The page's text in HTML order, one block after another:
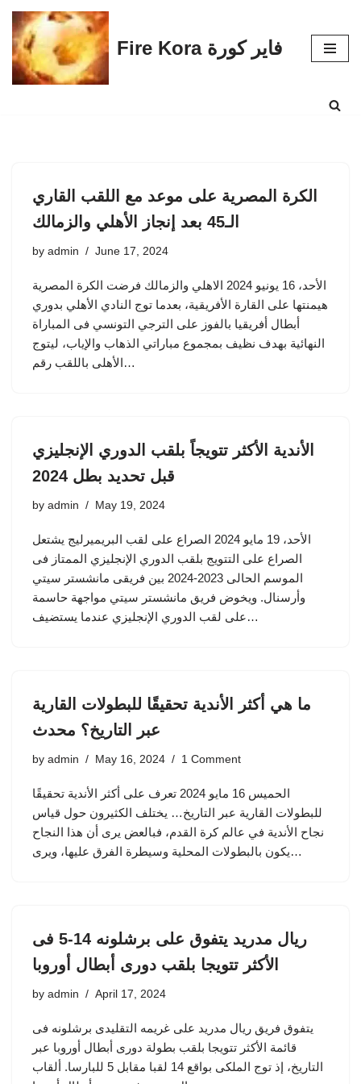
Skip
to
content
Fire Kora فاير كورة
الكرة المصرية على موعد مع اللقب القاري
الـ45 بعد إنجاز الأهلي والزمالك
by admin June 17, 2024
الأحد، 16 يونيو 2024 الاهلي والزمالك فرضت الكرة المصرية
هيمنتها على القارة الأفريقية، بعدما توج النادي الأهلي بدوري
أبطال أفريقيا بالفوز على الترجي التونسي فى المباراة
النهائية بهدف نظيف بمجموع مباراتي الذهاب والإياب، ليتوج
الأهلى باللقب رقم…
الأندية الأكثر تتويجاً بلقب الدوري الإنجليزي
قبل تحديد بطل 2024
by admin May 19, 2024
الأحد، 19 مايو 2024 الصراع على لقب البريميرليج يشتعل
الصراع على التتويج بلقب الدوري الإنجليزي الممتاز فى
الموسم الحالى 2023-2024 بين فريقى مانشستر سيتي
وأرسنال. ويخوض فريق مانشستر سيتي مواجهة حاسمة
على لقب الدوري الإنجليزي عندما يستضيف…
ما هي أكثر الأندية تحقيقًا للبطولات القارية
عبر التاريخ؟ محدث
by admin May 16, 2024 1 Comment
الحميس 16 مايو 2024 تعرف على أكثر الأندية تحقيقًا
للبطولات القارية عبر التاريخ… يختلف الكثيرون حول قياس
نجاح الأندية في عالم كرة القدم، فبالعض يرى أن هذا النجاح
يكون بالبطولات المحلية وسيطرة الفرق عليها، ويرى…
ريال مدريد يتفوق على برشلونه 14-5 فى
الأكثر تتويجا بلقب دورى أبطال أوروبا
by admin April 17, 2024
يتفوق فريق ريال مدريد على غريمه التقليدى برشلونه فى
قائمة الأكثر تتويجا بلقب بطولة دورى أبطال أوروبا عبر
التاريخ، إذ توج الملكى بواقع 14 لقبا مقابل 5 للبارسا. ألقاب